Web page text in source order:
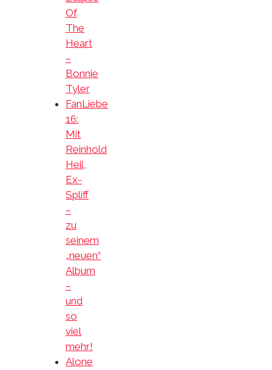
Of
The
Heart
–
Bonnie
Tyler
FanLiebe
16:
Mit
Reinhold
Heil,
Ex-
Spliff
–
zu
seinem
„neuen“
Album
–
und
so
viel
mehr!
Alone